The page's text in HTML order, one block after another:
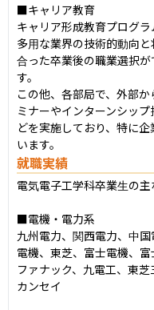
■キャリア教育
キャリア形成教育プログ
多用な業界の技術的動向
合った卒業後の職業選択
す。
この他、各部局で、外部
ミナーやインターンシッ
どを実施しており、特に
います。
就職実績
電気電子工学科卒業生の主
■電機・電力系
九州電力、関西電力、中
電機、東芝、富士電機、富
ファナック、九電工、東
カンセイ